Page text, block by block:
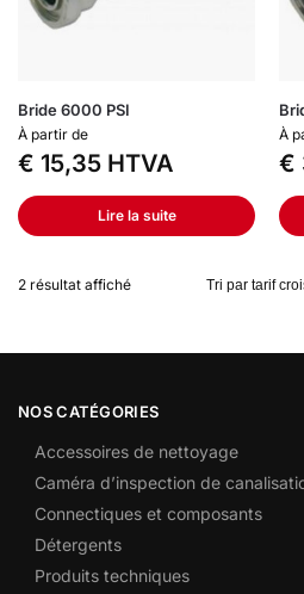
Bride 6000 PSI
À partir de
€ 15,35 HTVA
Lire la suite
À
€
2 résultat affiché
NOS CATÉGORIES
Accessoires de nettoyage
Caméra d’inspection de
Connectiques et composants
Détergents
Produits techniques